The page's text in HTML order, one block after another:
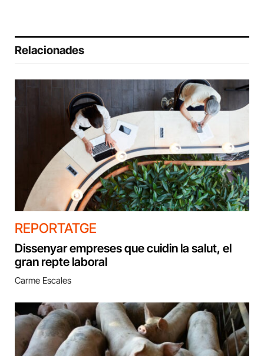
Relacionades
REPORTATGE
Dissenyar empreses que cuidin la salut, el
gran repte laboral
Carme Escales